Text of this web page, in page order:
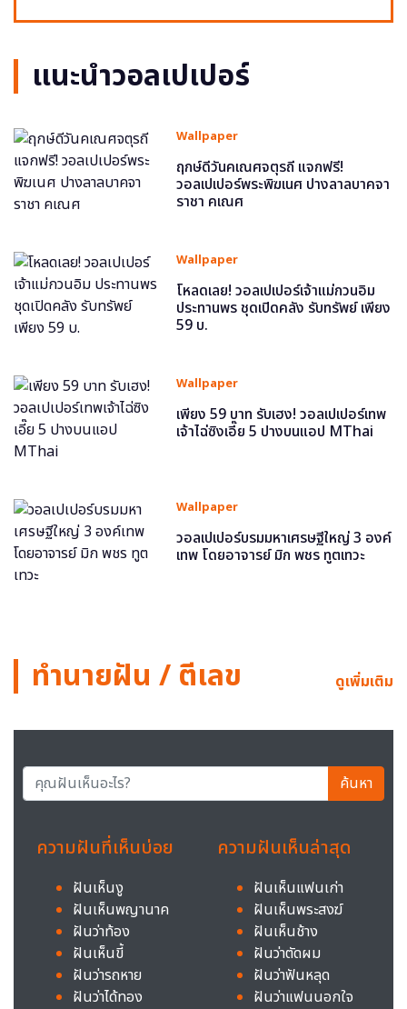
แนะนำวอลเปเปอร์
Wallpaper
ฤกษ์ดีวันคเณศจตุรถี แจกฟรี!
วอลเปเปอร์พระพิฆเนศ ปางลาลบาคจา
ราชา คเณศ
Wallpaper
โหลดเลย! วอลเปเปอร์เจ้าแม่กวนอิม
ประทานพร ชุดเปิดคลัง รับทรัพย์ เพียง
59 บ.
Wallpaper
เพียง 59 บาท รับเฮง! วอลเปเปอร์เทพ
เจ้าไฉ่ซิงเอี๊ย 5 ปางบนแอป MThai
Wallpaper
วอลเปเปอร์บรมมหาเศรษฐีใหญ่ 3 องค์
เทพ โดยอาจารย์ มิก พชร ทูตเทวะ
ทำนายฝัน / ตีเลข ดูเพิ่มเติม
ค้นหา
ความฝันที่เห็นบ่อย
ฝันเห็นงู
ฝันเห็นพญานาค
ฝันว่าท้อง
ฝันเห็นขี้
ฝันว่ารถหาย
ฝันว่าได้ทอง
ความฝันเห็นล่าสุด
ฝันเห็นแฟนเก่า
ฝันเห็นพระสงฆ์
ฝันเห็นช้าง
ฝันว่าตัดผม
ฝันว่าฟันหลุด
ฝันว่าแฟนนอกใจ